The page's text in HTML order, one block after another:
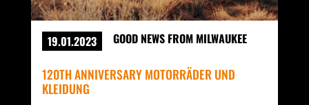
19.01.2023 GOOD NEWS FROM MILWAUKEE
120TH ANNIVERSARY MOTORRÄDER UND
KLEIDUNG